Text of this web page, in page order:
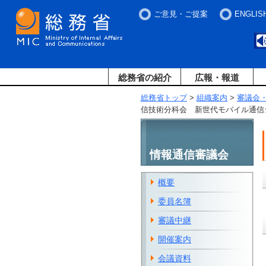
ご意見・ご提案
総務省の紹介 広報・報道
総務省トップ> 組織案内 > 審議会
信技術分科会 新世代モバイル通信
情報通信審議会
概要
委員名簿
審議中継
開催案内
会議資料